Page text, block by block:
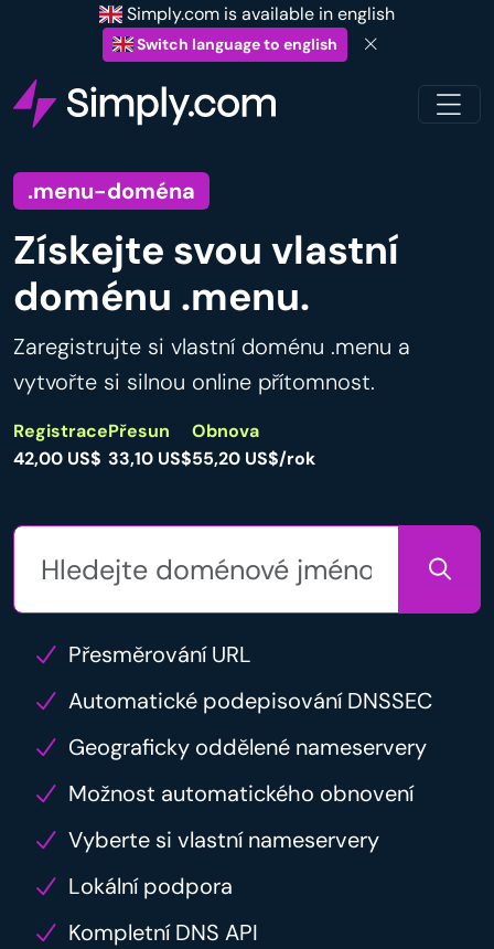
Simply.com is available in english
Switch language to english
.menu-doména
Získejte svou vlastní
doménu .menu.
Zaregistrujte si vlastní doménu .menu a
vytvořte si silnou online přítomnost.
Registrace
42,00 US$
Přesun
33,10 US$
Obnova
55,20 US$/rok
Přesměrování URL
Automatické podepisování DNSSEC
Geograficky oddělené nameservery
Možnost automatického obnovení
Vyberte si vlastní nameservery
Lokální podpora
Kompletní DNS API